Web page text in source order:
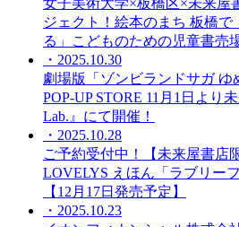
女子美術大学×板橋区×未来屋
ジェクト！絵本のまち 板橋で
る」こどものための児童書売
・2025.10.30
劇場版「ゾンビランドサガ ゆ
POP-UP STORE 11月1日より
Lab.』にて開催！
・2025.10.28
ご予約受付中！【未来屋書店
LOVELYS えほん「ラブリー
【12月17日発売予定】
・2025.10.23